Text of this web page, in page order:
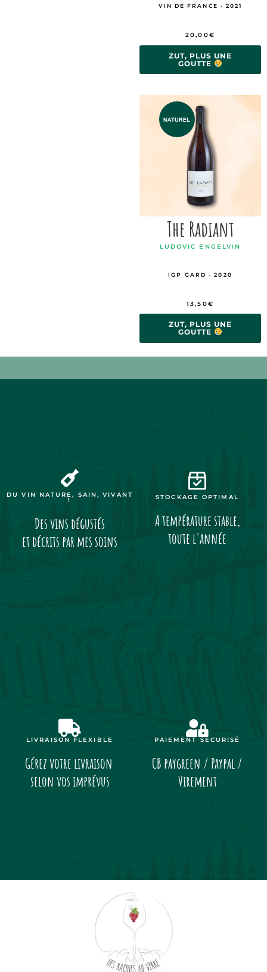
VIN DE FRANCE - 2021
20,00€
ZUT, PLUS UNE
GOUTTE
The Radiant
LUDOVIC ENGELVIN
IGP GARD - 2020
13,50€
ZUT, PLUS UNE
GOUTTE
DU VIN NATURE, SAIN, VIVANT
!
Des vins dégustés
et décrits par mes soins
STOCKAGE OPTIMAL
A température stable,
toute l'année
LIVRAISON FLEXIBLE
Gérez votre livraison
selon vos imprévus
PAIEMENT SÉCURISÉ
CB paygreen / Paypal /
Virement